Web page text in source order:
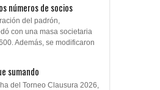
números de socios
del padrón,
con una masa societaria
Además, se modificaron
sumando
del Torneo Clausura 2026,